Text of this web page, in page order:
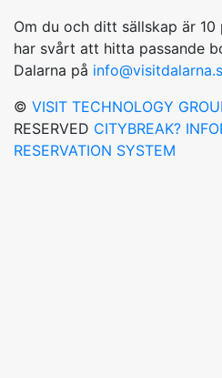
Om du och ditt sällskap är
har svårt att hitta passande
Dalarna på
© VISIT TECHNOLOGY
RESERVED CITYBREAK?
RESERVATION SYSTEM